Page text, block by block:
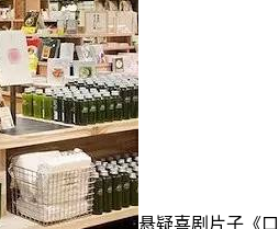
悬疑喜剧片子《